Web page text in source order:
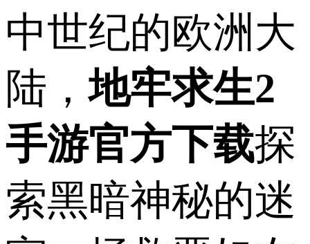
中世纪的欧洲大
陆，地牢求生2
手游官方下载探
索黑暗神秘的迷